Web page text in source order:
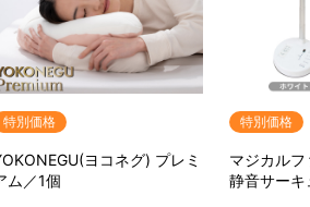
特別価格
ヨコネグ) プレミ
ム／1個
特別価格
マジカルフ
静音サー